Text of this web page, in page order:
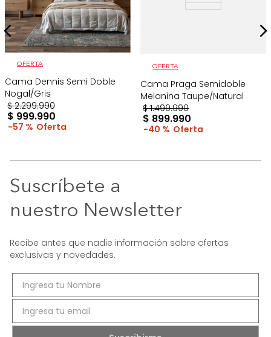
OFERTA
Cama Dennis Semi Doble
Nogal/Gris
$ 2.299.990
$ 999.990
57 %
OFERTA
Cama Praga Semidoble
Melanina Taupe/Natural
$ 1.499.990
$ 899.990
40 %
Suscríbete a
nuestro Newsletter
Recibe antes que nadie información sobre ofertas
exclusivas y novedades.